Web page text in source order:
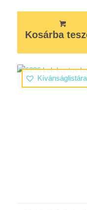
Kosárba
Kívánságlistára